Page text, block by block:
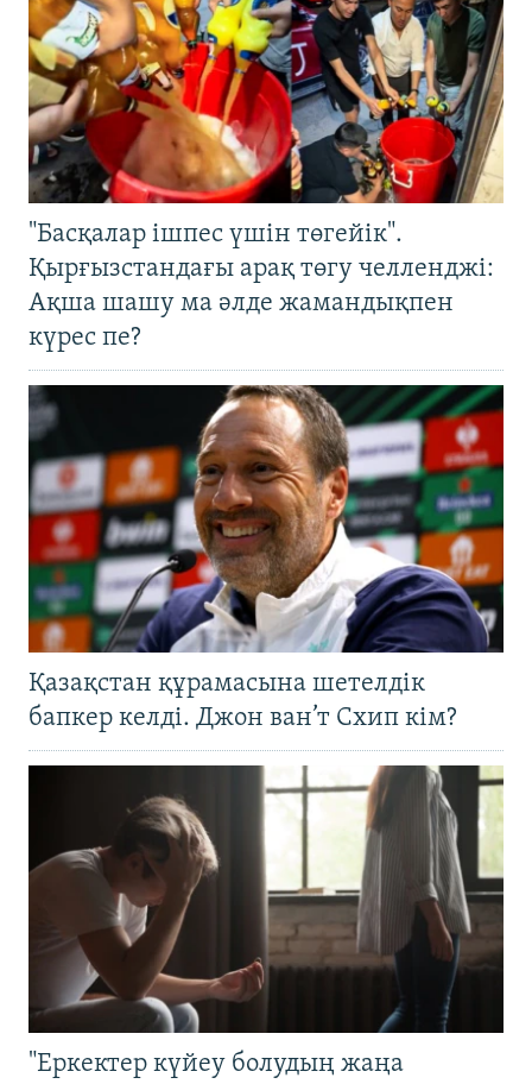
"Басқалар ішпес үшін төгейік".
Қырғызстандағы арақ төгу челленджі:
Ақша шашу ма әлде жамандықпен
күрес пе?
Қазақстан құрамасына шетелдік
бапкер келді. Джон ван’т Схип кім?
"Еркектер күйеу болудың жаңа